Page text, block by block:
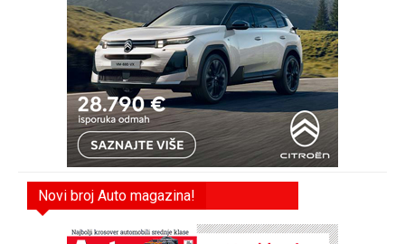
Novi broj Auto magazina!